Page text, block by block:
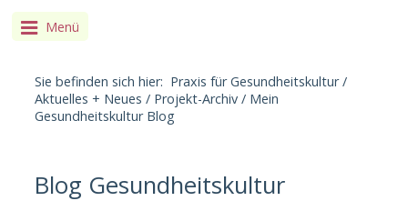
Menü
Sie befinden sich hier: Praxis für Gesundheitskultur /
Aktuelles + Neues / Projekt-Archiv / Mein
Gesundheitskultur Blog
Blog Gesundheitskultur